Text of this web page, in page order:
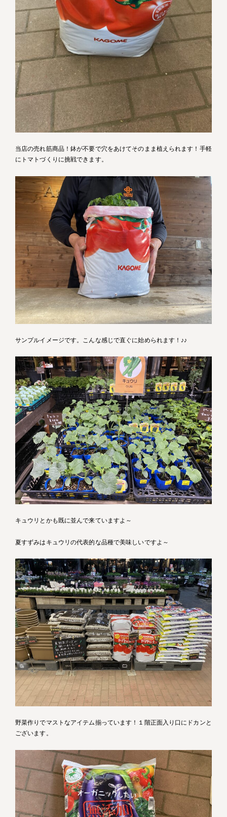
当店の売れ筋商品！鉢が不要で穴をあけてそのまま植えられます！手軽
にトマトづくりに挑戦できます。
サンプルイメージです。こんな感じで直ぐに始められます！♪♪
キュウリとかも既に並んで来ていますよ～
夏すずみはキュウリの代表的な品種で美味しいですよ～
野菜作りでマストなアイテム揃っています！１階正面入り口にドカンと
ございます。